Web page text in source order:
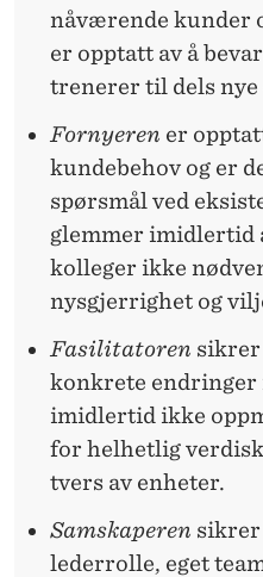
nåværende kunder
er opptatt av å
trenerer til dels
Fornyeren er
kundebehov og er
spørsmål ved
glemmer imidlertid
kolleger ikke
nysgjerrighet og
Fasilitatoren sikrer
konkrete endringer
imidlertid ikke
for helhetlig
tvers av enheter.
Samskaperen sikrer
lederrolle, eget